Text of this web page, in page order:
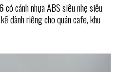
có cánh nhựa ABS siêu nhẹ siêu
dành riêng cho quán cafe, khu